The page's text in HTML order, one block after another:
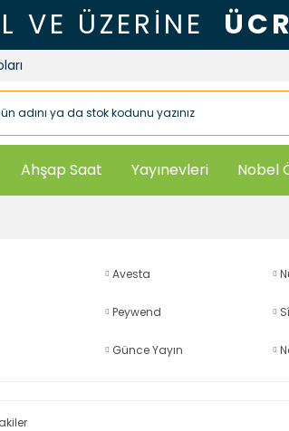
VE ÜZERİNE
Ahşap Saat Yayınevleri Nobel
Avesta
Peywend
Günce Yayın